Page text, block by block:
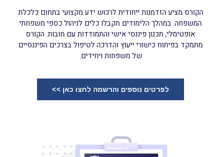
הקורס מציע הזדמנות ייחודית לרכוש ידע מקצועי בתחום כלכלת
המשפחה. במהלך הלימודים תקבלו כלים לניהול כספי משפחתי
אופטימלי, תכנון פיננסי אישי והתמודדות עם חובות. הקורס
מתמקד בפיתוח כישורי ייעוץ והדרכה לטיפול בצרכים הפיננסיים
של משפחות ויחידים.
לפרטים נוספים והרשמה לחצו כאן >>